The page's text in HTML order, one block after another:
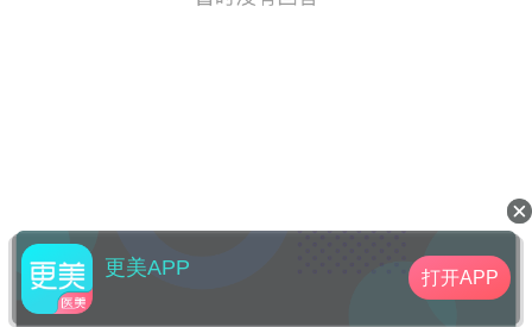
更美APP 打开APP